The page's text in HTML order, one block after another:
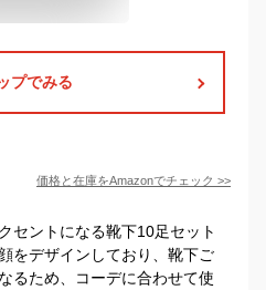
プでみる
価格と在庫をAmazonでチェック >>
セントになる靴下10足セット
をデザインしており、靴下ご
るため、コーデに合わせて使